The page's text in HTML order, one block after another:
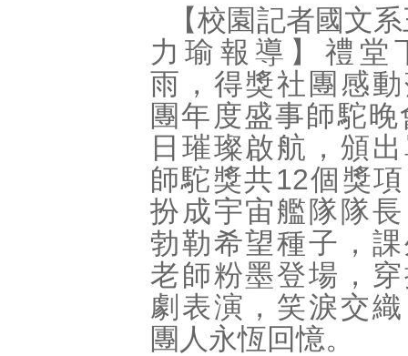
【校園記者國文
力瑜報導】禮堂
雨，得獎社團感
團年度盛事師駝
日璀璨啟航，頒
師駝獎共12個獎
扮成宇宙艦隊隊
勃勒希望種子，
老師粉墨登場，
劇表演，笑淚交
團人永恆回憶。